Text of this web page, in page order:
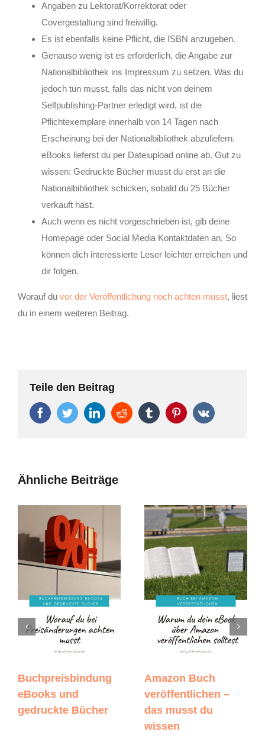
Angaben zu Lektorat/Korrektorat oder
Covergestaltung sind freiwillig.
Es ist ebenfalls keine Pflicht, die ISBN anzugeben.
Genauso wenig ist es erforderlich, die Angabe zur
Nationalbibliothek ins Impressum zu setzen. Was du
jedoch tun musst, falls das nicht von deinem
Selfpublishing-Partner erledigt wird, ist die
Pflichtexemplare innerhalb von 14 Tagen nach
Erscheinung bei der Nationalbibliothek abzuliefern.
eBooks lieferst du per Dateiupload online ab. Gut zu
wissen: Gedruckte Bücher musst du erst an die
Nationalbibliothek schicken, sobald du 25 Bücher
verkauft hast.
Auch wenn es nicht vorgeschrieben ist, gib deine
Homepage oder Social Media Kontaktdaten an. So
können dich interessierte Leser leichter erreichen und
dir folgen.
Worauf du vor der Veröffentlichung noch achten musst, liest
du in einem weiteren Beitrag.
Teile den Beitrag
FacebookTwitterLinkedInReddit Tumblr Pinterest
Vk
Ähnliche Beiträge
Buchpreisbindung
eBooks und
gedruckte Bücher
Amazon Buch
veröffentlichen –
das musst du
wissen